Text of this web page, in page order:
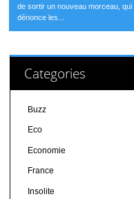
de sortir un nouveau morceau, qui
dénonce les...
Categories
Buzz
Eco
Economie
France
Insolite